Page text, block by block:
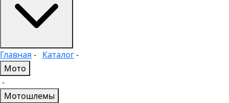
Главная - Каталог-
Мото
-
Мотошлемы